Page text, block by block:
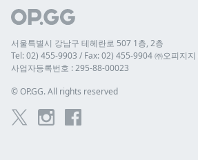
서울특별시 강남구 테헤란로 507 1층, 2층
Tel: 02) 455-9903 / Fax: 02) 455-9904 ㈜오피지지
사업자등록번호 : 295-88-00023
© OP.GG. All rights reserved